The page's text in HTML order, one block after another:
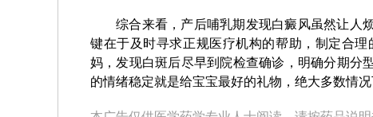
综合来看，产后哺乳期发现白癜风虽然让人
键在于及时寻求正规医疗机构的帮助，制定合
妈，发现白斑后尽早到院检查确诊，明确分期分
的情绪稳定就是给宝宝最好的礼物，绝大多数情